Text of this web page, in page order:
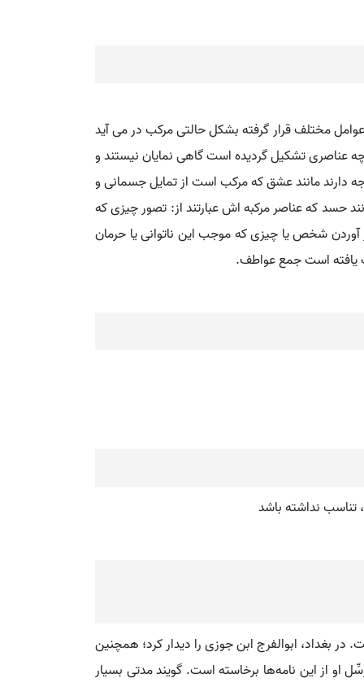
عناصر و عوامل مختلف قرار گرفته بشکل حالتی مرکب در می آید
عناصری تشکیل گردیده است گاهی نمایان نیستند و
مانند عشق که مرکب است از تمایل جسمانی و
که عناصر مرکبه اش عبارتند از: تصور چیزی که
شخص یا چیزی که موجب این ناتوانی یا حرمان
است جمع عواطف.
و گرایشِ صوفی» پرورش یافت. در بغداد، ابوالفرج ابن جوزی را دیدار کرد؛ همچنین
از این نامه‌ها برخاسته است. گویند مدتی بسیار